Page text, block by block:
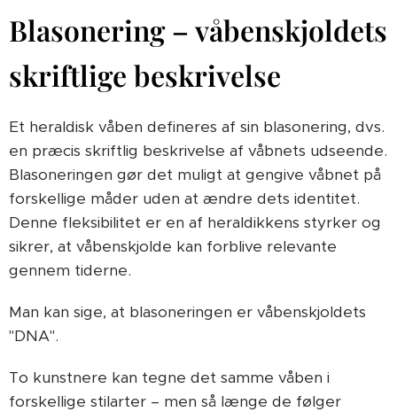
Blasonering – våbenskjoldets
skriftlige beskrivelse
Et heraldisk våben defineres af sin blasonering, dvs.
en præcis skriftlig beskrivelse af våbnets udseende.
Blasoneringen gør det muligt at gengive våbnet på
forskellige måder uden at ændre dets identitet.
Denne fleksibilitet er en af heraldikkens styrker og
sikrer, at våbenskjolde kan forblive relevante
gennem tiderne.
Man kan sige, at blasoneringen er våbenskjoldets
"DNA".
To kunstnere kan tegne det samme våben i
forskellige stilarter – men så længe de følger